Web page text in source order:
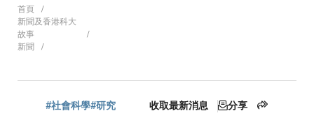
導
航
首頁
新聞及香港科大
故事
新聞
#社會科學#研究 收取最新消息 分享